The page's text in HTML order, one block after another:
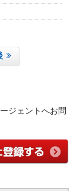
ジェントへお問